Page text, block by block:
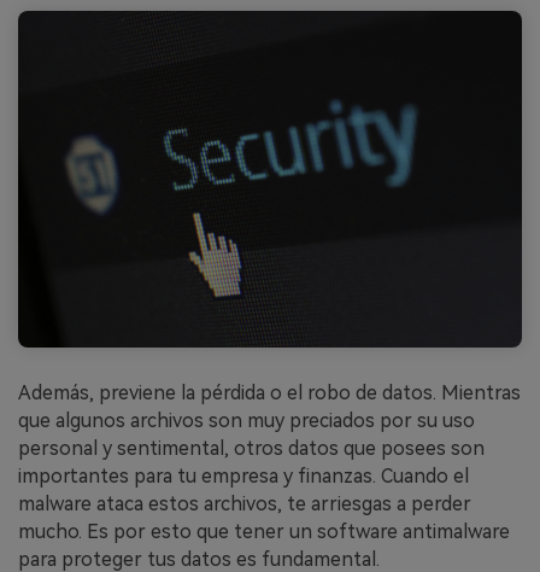
Además, previene la pérdida o el robo de datos. Mientras
que algunos archivos son muy preciados por su uso
personal y sentimental, otros datos que posees son
importantes para tu empresa y finanzas. Cuando el
malware ataca estos archivos, te arriesgas a perder
mucho. Es por esto que tener un software antimalware
para proteger tus datos es fundamental.